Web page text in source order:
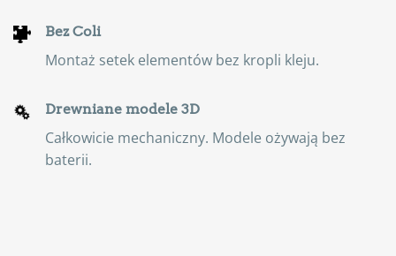
Bez Coli
Montaż setek elementów bez kropli kleju.
Drewniane modele 3D
Całkowicie mechaniczny. Modele ożywają bez
baterii.